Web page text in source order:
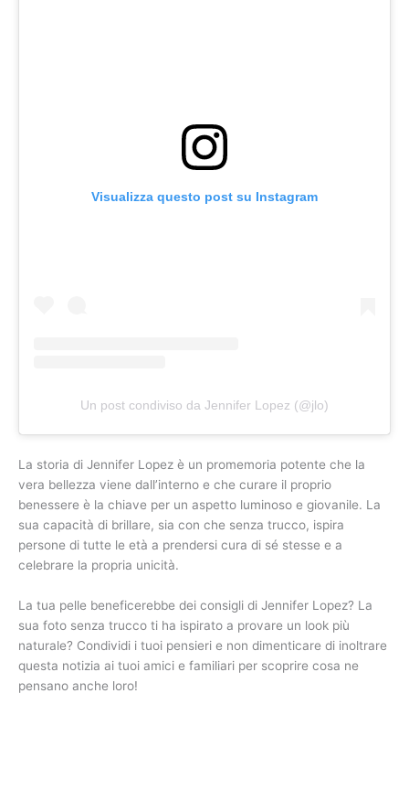
Visualizza questo post su Instagram
Un post condiviso da Jennifer Lopez (@jlo)
La storia di Jennifer Lopez è un promemoria potente che la
vera bellezza viene dall’interno e che curare il proprio
benessere è la chiave per un aspetto luminoso e giovanile. La
sua capacità di brillare, sia con che senza trucco, ispira
persone di tutte le età a prendersi cura di sé stesse e a
celebrare la propria unicità.
La tua pelle beneficerebbe dei consigli di Jennifer Lopez? La
sua foto senza trucco ti ha ispirato a provare un look più
naturale? Condividi i tuoi pensieri e non dimenticare di inoltrare
questa notizia ai tuoi amici e familiari per scoprire cosa ne
pensano anche loro!